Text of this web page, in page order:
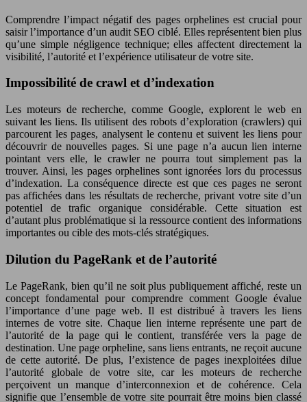
Comprendre l’impact négatif des pages orphelines est crucial pour
saisir l’importance d’un audit SEO ciblé. Elles représentent bien plus
qu’une simple négligence technique; elles affectent directement la
visibilité, l’autorité et l’expérience utilisateur de votre site.
Impossibilité de crawl et d’indexation
Les moteurs de recherche, comme Google, explorent le web en
suivant les liens. Ils utilisent des robots d’exploration (crawlers) qui
parcourent les pages, analysent le contenu et suivent les liens pour
découvrir de nouvelles pages. Si une page n’a aucun lien interne
pointant vers elle, le crawler ne pourra tout simplement pas la
trouver. Ainsi, les pages orphelines sont ignorées lors du processus
d’indexation. La conséquence directe est que ces pages ne seront
pas affichées dans les résultats de recherche, privant votre site d’un
potentiel de trafic organique considérable. Cette situation est
d’autant plus problématique si la ressource contient des informations
importantes ou cible des mots-clés stratégiques.
Dilution du PageRank et de l’autorité
Le PageRank, bien qu’il ne soit plus publiquement affiché, reste un
concept fondamental pour comprendre comment Google évalue
l’importance d’une page web. Il est distribué à travers les liens
internes de votre site. Chaque lien interne représente une part de
l’autorité de la page qui le contient, transférée vers la page de
destination. Une page orpheline, sans liens entrants, ne reçoit aucune
de cette autorité. De plus, l’existence de pages inexploitées dilue
l’autorité globale de votre site, car les moteurs de recherche
perçoivent un manque d’interconnexion et de cohérence. Cela
signifie que l’ensemble de votre site pourrait être moins bien classé